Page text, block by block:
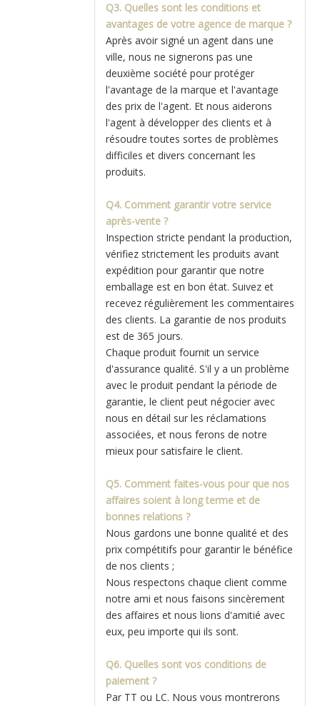
Q3. Quelles sont les conditions et
avantages de votre agence de marque ?
Après avoir signé un agent dans une
ville, nous ne signerons pas une
deuxième société pour protéger
l'avantage de la marque et l'avantage
des prix de l'agent. Et nous aiderons
l'agent à développer des clients et à
résoudre toutes sortes de problèmes
difficiles et divers concernant les
produits.
Q4. Comment garantir votre service
après-vente ?
Inspection stricte pendant la production,
vérifiez strictement les produits avant
expédition pour garantir que notre
emballage est en bon état. Suivez et
recevez régulièrement les commentaires
des clients. La garantie de nos produits
est de 365 jours.
Chaque produit fournit un service
d'assurance qualité. S'il y a un problème
avec le produit pendant la période de
garantie, le client peut négocier avec
nous en détail sur les réclamations
associées, et nous ferons de notre
mieux pour satisfaire le client.
Q5. Comment faites-vous pour que nos
affaires soient à long terme et de
bonnes relations ?
Nous gardons une bonne qualité et des
prix compétitifs pour garantir le bénéfice
de nos clients ;
Nous respectons chaque client comme
notre ami et nous faisons sincèrement
des affaires et nous lions d'amitié avec
eux, peu importe qui ils sont.
Q6. Quelles sont vos conditions de
paiement ?
Par TT ou LC. Nous vous montrerons